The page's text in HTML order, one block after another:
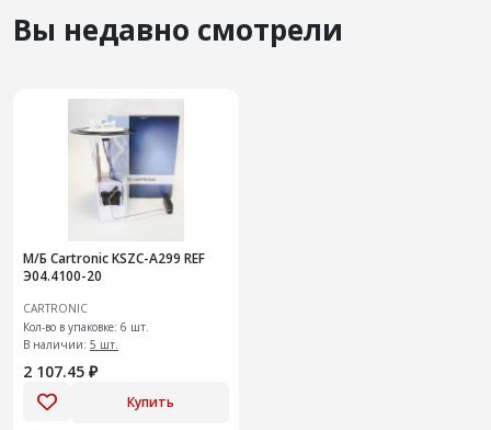
Вы недавно смотрели
М/Б Cartronic KSZC-A299 REF
Э04.4100-20
CARTRONIC
Кол-во в упаковке: 6 шт.
В наличии: 5 шт.
2 107.45 ₽
Купить